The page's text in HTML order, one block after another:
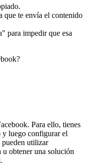
que te envía el contenido
para impedir que esa
Para ello, tienes
y luego configurar el
pueden utilizar
u obtener una solución